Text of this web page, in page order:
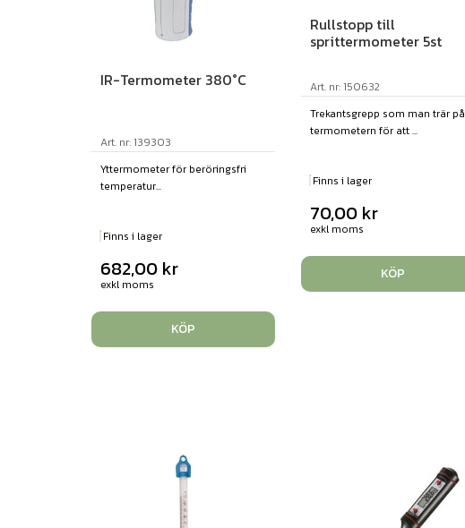
IR-Termometer 380°C
Art. nr: 139303
Yttermometer för beröringsfri
temperatur...
Finns i lager
682,00 kr
exkl moms
KÖP
Rullstopp till
sprittermometer 5st
Art. nr: 150632
Trekantsgrepp som man trär på
termometern för att ...
Finns i lager
70,00 kr
exkl moms
KÖP